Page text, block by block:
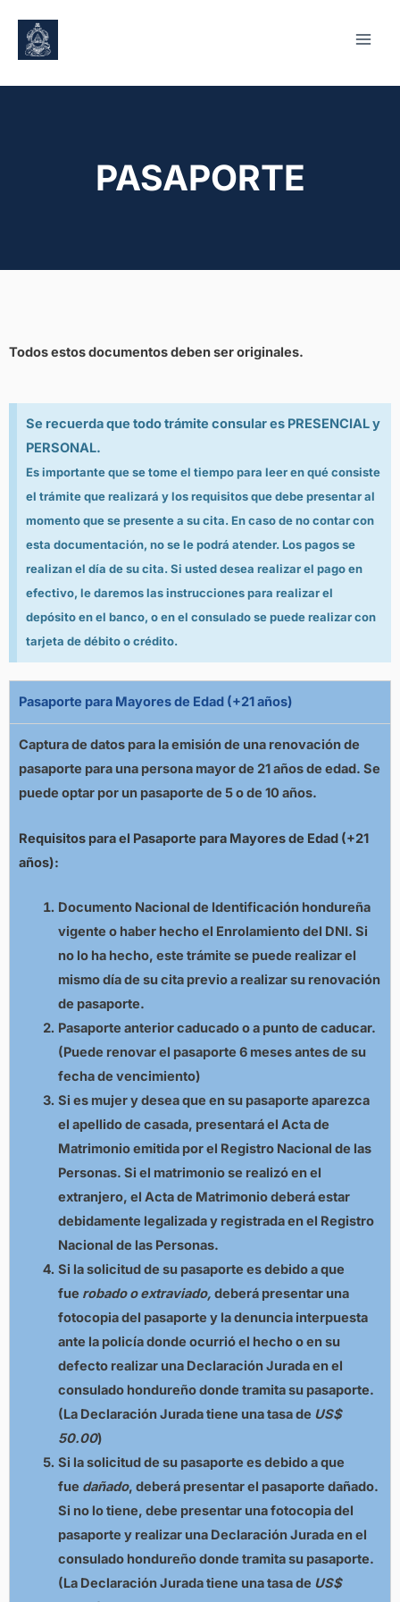
PASAPORTE
Todos estos documentos deben ser originales.
Se recuerda que todo trámite consular es PRESENCIAL y
PERSONAL.
Es importante que se tome el tiempo para leer en qué consiste
el trámite que realizará y los requisitos que debe presentar al
momento que se presente a su cita. En caso de no contar con
esta documentación, no se le podrá atender. Los pagos se
realizan el día de su cita. Si usted desea realizar el pago en
efectivo, le daremos las instrucciones para realizar el
depósito en el banco, o en el consulado se puede realizar con
tarjeta de débito o crédito.
Pasaporte para Mayores de Edad (+21 años)
Captura de datos para la emisión de una renovación de
pasaporte para una persona mayor de 21 años de edad. Se
puede optar por un pasaporte de 5 o de 10 años.
Requisitos para el Pasaporte para Mayores de Edad (+21
años):
Documento Nacional de Identificación hondureña
vigente o haber hecho el Enrolamiento del DNI. Si
no lo ha hecho, este trámite se puede realizar el
mismo día de su cita previo a realizar su renovación
de pasaporte.
Pasaporte anterior caducado o a punto de caducar.
(Puede renovar el pasaporte 6 meses antes de su
fecha de vencimiento)
Si es mujer y desea que en su pasaporte aparezca
el apellido de casada, presentará el Acta de
Matrimonio emitida por el Registro Nacional de las
Personas. Si el matrimonio se realizó en el
extranjero, el Acta de Matrimonio deberá estar
debidamente legalizada y registrada en el Registro
Nacional de las Personas.
Si la solicitud de su pasaporte es debido a que
fue robado o extraviado, deberá presentar una
fotocopia del pasaporte y la denuncia interpuesta
ante la policía donde ocurrió el hecho o en su
defecto realizar una Declaración Jurada en el
consulado hondureño donde tramita su pasaporte.
(La Declaración Jurada tiene una tasa de US$
50.00)
Si la solicitud de su pasaporte es debido a que
fue dañado, deberá presentar el pasaporte dañado.
Si no lo tiene, debe presentar una fotocopia del
pasaporte y realizar una Declaración Jurada en el
consulado hondureño donde tramita su pasaporte.
(La Declaración Jurada tiene una tasa de US$